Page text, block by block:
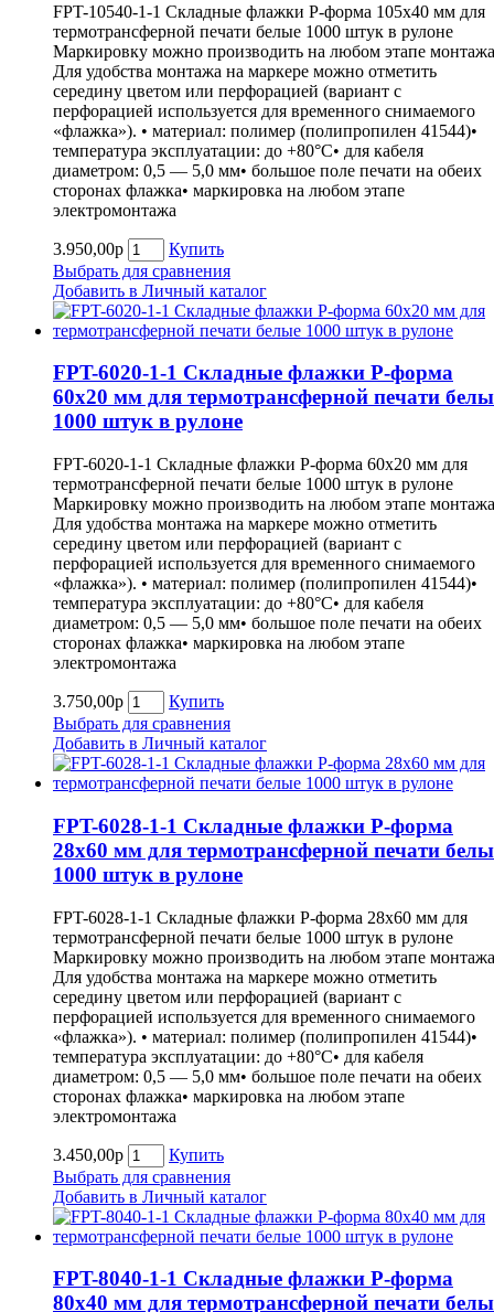
FPT-10540-1-1 Складные флажки P-форма 105х40 мм для
термотрансферной печати белые 1000 штук в рулоне
Маркировку можно производить на любом этапе
Для удобства монтажа на маркере можно отметить
середину цветом или перфорацией (вариант с
перфорацией используется для временного снимаемого
«флажка»). • материал: полимер (полипропилен 41544)•
температура эксплуатации: до +80°С• для кабеля
диаметром: 0,5 — 5,0 мм• большое поле печати на обеих
сторонах флажка• маркировка на любом этапе
электромонтажа
3.950,00р
Купить
Выбрать для сравнения
Добавить в Личный каталог
FPT-6020-1-1 Складные флажки P-форма
60х20 мм для термотрансферной печати
1000 штук в рулоне
FPT-6020-1-1 Складные флажки P-форма 60х20 мм для
термотрансферной печати белые 1000 штук в рулоне
Маркировку можно производить на любом этапе
Для удобства монтажа на маркере можно отметить
середину цветом или перфорацией (вариант с
перфорацией используется для временного снимаемого
«флажка»). • материал: полимер (полипропилен 41544)•
температура эксплуатации: до +80°С• для кабеля
диаметром: 0,5 — 5,0 мм• большое поле печати на обеих
сторонах флажка• маркировка на любом этапе
электромонтажа
3.750,00р
Купить
Выбрать для сравнения
Добавить в Личный каталог
FPT-6028-1-1 Складные флажки P-форма
28х60 мм для термотрансферной печати
1000 штук в рулоне
FPT-6028-1-1 Складные флажки P-форма 28х60 мм для
термотрансферной печати белые 1000 штук в рулоне
Маркировку можно производить на любом этапе
Для удобства монтажа на маркере можно отметить
середину цветом или перфорацией (вариант с
перфорацией используется для временного снимаемого
«флажка»). • материал: полимер (полипропилен 41544)•
температура эксплуатации: до +80°С• для кабеля
диаметром: 0,5 — 5,0 мм• большое поле печати на обеих
сторонах флажка• маркировка на любом этапе
электромонтажа
3.450,00р
Купить
Выбрать для сравнения
Добавить в Личный каталог
FPT-8040-1-1 Складные флажки P-форма
80х40 мм для термотрансферной печати